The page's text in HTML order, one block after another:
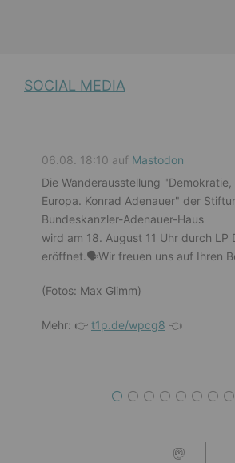
SOCIAL MEDIA
06.08. 18:10 auf Mastodon
Die Wanderausstellung "Demokratie,
Europa. Konrad Adenauer" der
Bundeskanzler-Adenauer-Haus
wird am 18. August 11 Uhr durch LP
eröffnet.🗣️Wir freuen uns auf Ihren
(Fotos: Max Glimm)
Mehr: 👉 t1p.de/wpcg8 👈
1 2 3 4 5 6 7